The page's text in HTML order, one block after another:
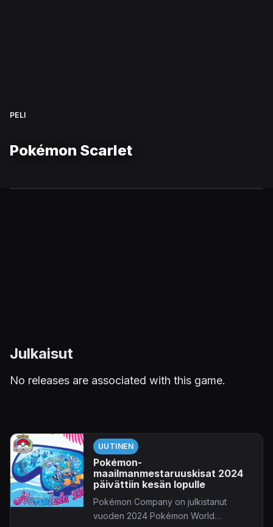
PELI
Pokémon Scarlet
Julkaisut
No releases are associated with this game.
UUTINEN
Pokémon-
maailmanmestaruuskisat 2024
päivättiin kesän lopulle
Pokémon Company on julkistanut
vuoden 2024 Pokémon World